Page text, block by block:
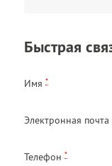
Быстрая
*
Имя
Электронная почта
*
Телефон